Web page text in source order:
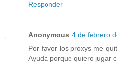
Responder
Anonymous 4 de febrero
Por favor los proxys me
Ayuda porque quiero jugar